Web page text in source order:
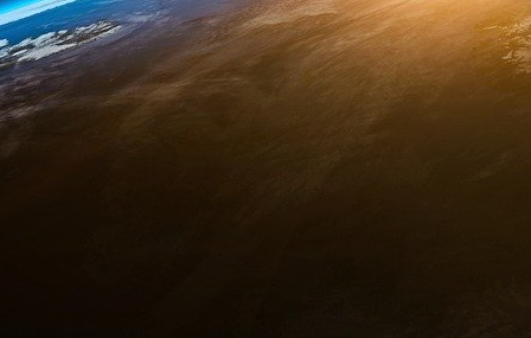
Les termes du problème sont posés, il ne
décrit le devenir du médicament ou
intégrant la manière dont ces processus
mathématicien. Après cela, il pourra